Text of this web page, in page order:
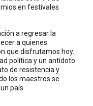
en festivales
a regresar la
a quienes
que disfrutamos hoy.
política y un antídoto
de resistencia y
los maestros se
país.